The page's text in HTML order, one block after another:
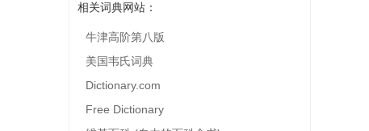
相关词典网站：
牛津高阶第八版
美国韦氏词典
Dictionary.com
Free Dictionary